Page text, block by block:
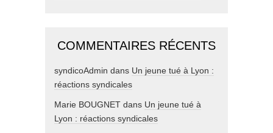
COMMENTAIRES RÉCENTS
syndicoAdmin dans Un jeune tué à Lyon :
réactions syndicales
Marie BOUGNET dans Un jeune tué à
Lyon : réactions syndicales